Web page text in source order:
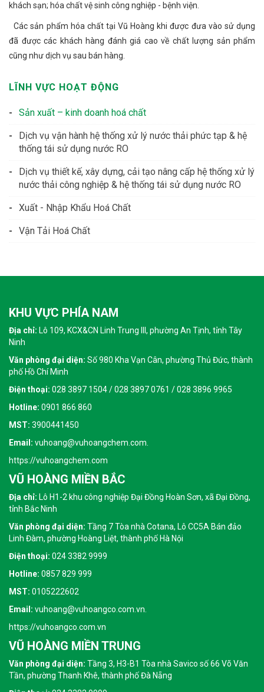
khách sạn; hóa chất vệ sinh công nghiệp - bệnh viện.
Các sản phẩm hóa chất tại Vũ Hoàng khi được đưa vào sử dụng
đã được các khách hàng đánh giá cao về chất lượng sản phẩm
cũng như dịch vụ sau bán hàng.
LĨNH VỰC HOẠT ĐỘNG
Sản xuất – kinh doanh hoá chất
Dịch vụ vận hành hệ thống xử lý nước thải phức tạp & hệ
thống tái sử dụng nước RO
Dịch vụ thiết kế, xây dựng, cải tạo nâng cấp hệ thống xử lý
nước thải công nghiệp & hệ thống tái sử dụng nước RO
Xuất - Nhập Khẩu Hoá Chất
Vận Tải Hoá Chất
KHU VỰC PHÍA NAM
Địa chỉ: Lô 109, KCX&CN Linh Trung III, phường An Tịnh, tỉnh Tây
Ninh
Văn phòng đại diện: Số 980 Kha Vạn Cân, phường Thủ Đức, thành
phố Hồ Chí Minh
Điện thoại: 028 3897 1504 / 028 3897 0761 / 028 3896 9965
Hotline: 0901 866 860
MST: 3900441450
Email: vuhoang@vuhoangchem.com.
https://vuhoangchem.com
VŨ HOÀNG MIỀN BẮC
Địa chỉ: Lô H1-2 khu công nghiệp Đại Đồng Hoàn Sơn, xã Đại Đồng,
tỉnh Bắc Ninh
Văn phòng đại diện: Tầng 7 Tòa nhà Cotana, Lô CC5A Bán đảo
Linh Đàm, phường Hoàng Liệt, thành phố Hà Nội
Điện thoại: 024 3382 9999
Hotline: 0857 829 999
MST: 0105222602
Email: vuhoang@vuhoangco.com.vn.
https://vuhoangco.com.vn
VŨ HOÀNG MIỀN TRUNG
Văn phòng đại diện: Tầng 3, H3-B1 Tòa nhà Savico số 66 Võ Văn
Tần, phường Thanh Khê, thành phố Đà Nẵng